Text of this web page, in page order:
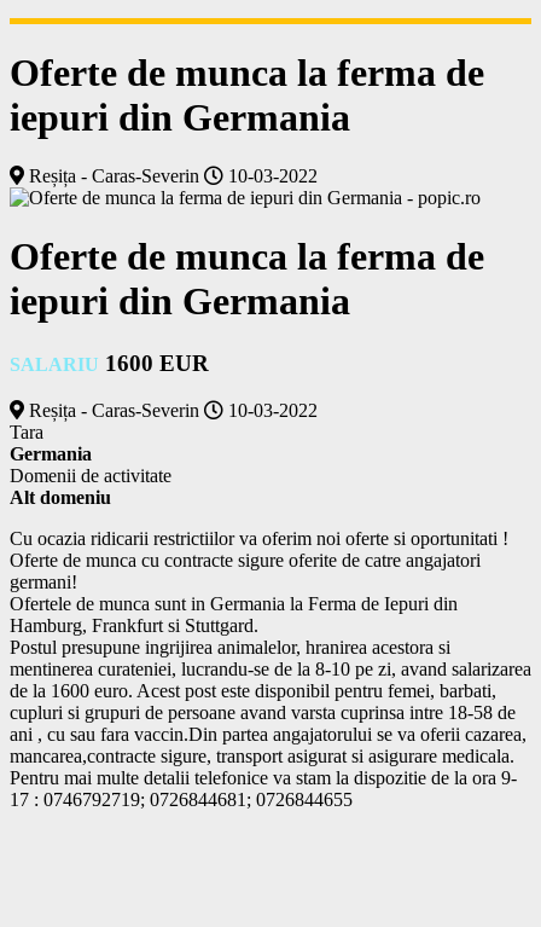
Oferte de munca la ferma de
iepuri din Germania
Reșița - Caras-Severin 10-03-2022
Oferte de munca la ferma de
iepuri din Germania
SALARIU 1600 EUR
Reșița - Caras-Severin
10-03-2022
Tara
Germania
Domenii de activitate
Alt domeniu
Cu ocazia ridicarii restrictiilor va oferim noi oferte si oportunitati !
Oferte de munca cu contracte sigure oferite de catre angajatori
germani!
Ofertele de munca sunt in Germania la Ferma de Iepuri din
Hamburg, Frankfurt si Stuttgard.
Postul presupune ingrijirea animalelor, hranirea acestora si
mentinerea curateniei, lucrandu-se de la 8-10 pe zi, avand salarizarea
de la 1600 euro. Acest post este disponibil pentru femei, barbati,
cupluri si grupuri de persoane avand varsta cuprinsa intre 18-58 de
ani , cu sau fara vaccin.Din partea angajatorului se va oferii cazarea,
mancarea,contracte sigure, transport asigurat si asigurare medicala.
Pentru mai multe detalii telefonice va stam la dispozitie de la ora 9-